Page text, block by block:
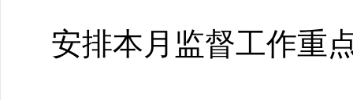
安排本月监督工作重